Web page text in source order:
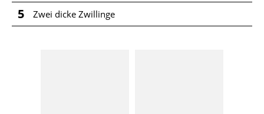
5 Zwei dicke Zwillinge